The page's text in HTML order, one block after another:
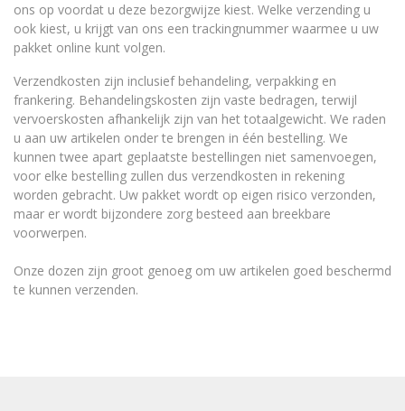
ons op voordat u deze bezorgwijze kiest. Welke verzending u
ook kiest, u krijgt van ons een trackingnummer waarmee u uw
pakket online kunt volgen.
Verzendkosten zijn inclusief behandeling, verpakking en
frankering. Behandelingskosten zijn vaste bedragen, terwijl
vervoerskosten afhankelijk zijn van het totaalgewicht. We raden
u aan uw artikelen onder te brengen in één bestelling. We
kunnen twee apart geplaatste bestellingen niet samenvoegen,
voor elke bestelling zullen dus verzendkosten in rekening
worden gebracht. Uw pakket wordt op eigen risico verzonden,
maar er wordt bijzondere zorg besteed aan breekbare
voorwerpen.
Onze dozen zijn groot genoeg om uw artikelen goed beschermd
te kunnen verzenden.